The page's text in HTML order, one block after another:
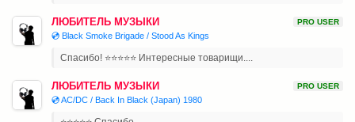
ЛЮБИТЕЛЬ МУЗЫКИ PRO USER
💿 Black Smoke Brigade / Stood As Kings
Спасибо! ⭐⭐⭐⭐⭐ Интересные товарищи....
ЛЮБИТЕЛЬ МУЗЫКИ PRO USER
💿 AC/DC / Back In Black (Japan) 1980